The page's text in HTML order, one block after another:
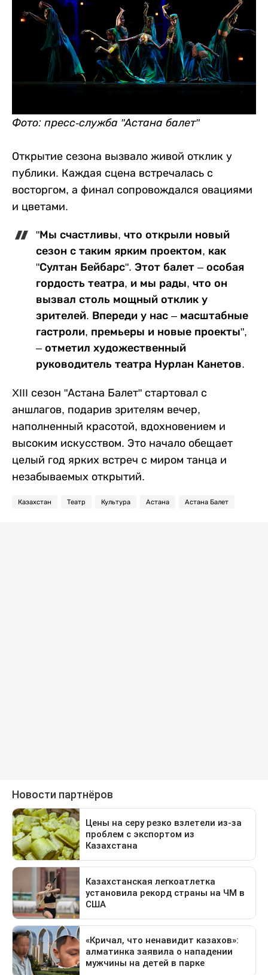
Фото: пресс-служба "Астана балет"
Открытие сезона вызвало живой отклик у
публики. Каждая сцена встречалась с
восторгом, а финал сопровождался овациями
и цветами.
"Мы счастливы, что открыли новый
сезон с таким ярким проектом, как
"Султан Бейбарс". Этот балет – особая
гордость театра, и мы рады, что он
вызвал столь мощный отклик у
зрителей. Впереди у нас – масштабные
гастроли, премьеры и новые проекты",
– отметил художественный
руководитель театра Нурлан Канетов.
XIII сезон "Астана Балет" стартовал с
аншлагов, подарив зрителям вечер,
наполненный красотой, вдохновением и
высоким искусством. Это начало обещает
целый год ярких встреч с миром танца и
незабываемых открытий.
Казахстан Театр Культура Астана Астана Балет